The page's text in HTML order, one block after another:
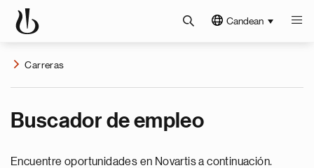
Candean
Carreras
Buscador de empleo
Encuentre oportunidades en Novartis a continuación.